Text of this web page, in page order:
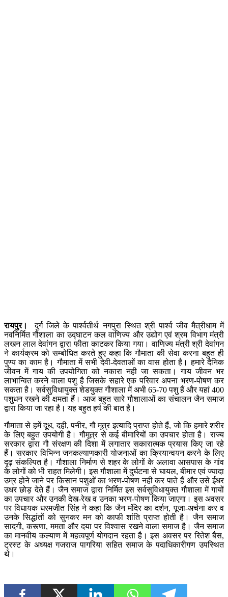
रायपुर।
दुर्ग जिले के पार्श्वतीर्थ नगपुरा स्थित श्री पार्श्व जीव मैत्रीधाम में
नवनिर्मित गौशाला का उद्घाटन कल वाणिज्य और उद्योग एवं श्रम विभाग मंत्री
लखन लाल देवांगन द्वारा फीता काटकर किया गया। वाणिज्य मंत्री श्री देवांगन
ने कार्यक्रम को सम्बोधित करते हुए कहा कि गौमाता की सेवा करना बहुत ही
पुण्य का काम है। गौमाता में सभी देवी-देवताओं का वास होता है। हमारे दैनिक
जीवन में गाय की उपयोगिता को नकारा नही जा सकता। गाय जीवन भर
लाभान्वित करने वाला पशु है जिसके सहारे एक परिवार अपना भरण-पोषण कर
सकता है। सर्वसुविधायुक्त शेडयुक्त गौशाला में अभी 65-70 पशु हैं और यहां 400
पशुधन रखने की क्षमता हैं। आज बहुत सारे गौशालाओं का संचालन जैन समाज
द्वारा किया जा रहा है। यह बहुत हर्ष की बात है।
गौमाता से हमें दूध, दही, पनीर, गौ मूत्र इत्यादि प्राप्त होते हैं, जो कि हमारे शरीर
के लिए बहुत उपयोगी है। गौमूत्र से कई बीमारियों का उपचार होता है। राज्य
सरकार द्वारा गौ संरक्षण की दिशा में लगातार सकारात्मक प्रयास किए जा रहे
हैं। सरकार विभिन्न जनकल्याणकारी योजनाओं का क्रियान्वयन करने के लिए
दृढ़ संकल्पित है। गौशाला निर्माण से शहर के लोगों के अलावा आसपास के गांव
के लोगों को भी राहत मिलेगी। इस गौशाला में दुर्घटना से घायल, बीमार एवं ज्यादा
उम्र होने जाने पर किसान पशुओं का भरण-पोषण नही कर पाते हैं और उसे ईधर
उधर छोड़ देते हैं। जैन समाज द्वारा निर्मित इस सर्वसुविधायुक्त गौशाला में गायों
का उपचार और उनकी देख-रेख व उनका भरण-पोषण किया जाएगा। इस अवसर
पर विधायक धरमजीत सिंह ने कहा कि जैन मंदिर का दर्शन, पूजा-अर्चना कर व
उनके सिद्धांतों को सुनकर मन को काफी शांति प्राप्त होती है। जैन समाज
सादगी, करूणा, ममता और दया पर विश्वास रखने वाला समाज है। जैन समाज
का मानवीय कल्याण में महत्वपूर्ण योगदान रहता है। इस अवसर पर रितेश बैस,
ट्रस्ट के अध्यक्ष गजराज पागरिया सहित समाज के पदाधिकारीगण उपस्थित
थे।